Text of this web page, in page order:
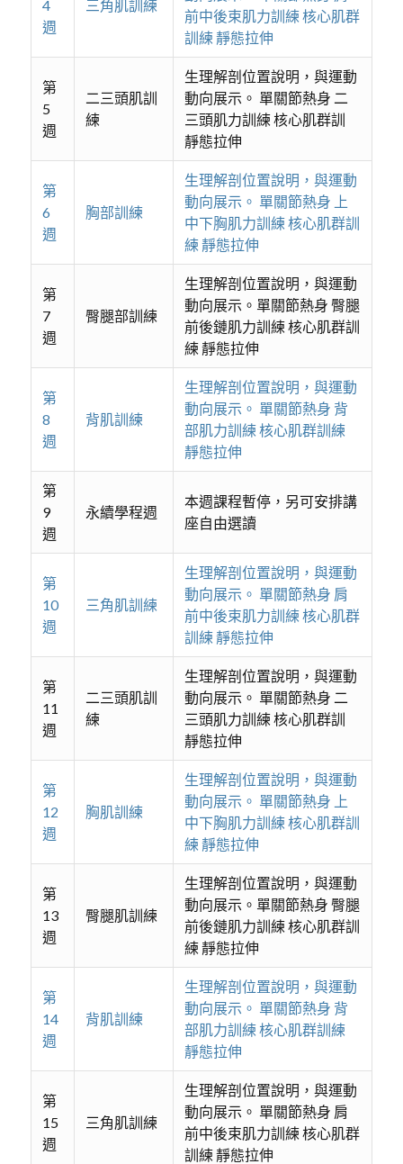
4
週
三角肌訓練
前中後束肌力訓練 核心肌群
訓練 靜態拉伸
第
5
週
二三頭肌訓
練
生理解剖位置說明，與運動
動向展示。 單關節熱身 二
三頭肌力訓練 核心肌群訓
靜態拉伸
第
6
週
胸部訓練
生理解剖位置說明，與運動
動向展示。 單關節熱身 上
中下胸肌力訓練 核心肌群訓
練 靜態拉伸
第
7
週
臀腿部訓練
生理解剖位置說明，與運動
動向展示。單關節熱身 臀腿
前後鏈肌力訓練 核心肌群訓
練 靜態拉伸
第
8
週
背肌訓練
生理解剖位置說明，與運動
動向展示。 單關節熱身 背
部肌力訓練 核心肌群訓練
靜態拉伸
第
9
週
永續學程週
本週課程暫停，另可安排講
座自由選讀
第
10
週
三角肌訓練
生理解剖位置說明，與運動
動向展示。 單關節熱身 肩
前中後束肌力訓練 核心肌群
訓練 靜態拉伸
第
11
週
二三頭肌訓
練
生理解剖位置說明，與運動
動向展示。 單關節熱身 二
三頭肌力訓練 核心肌群訓
靜態拉伸
第
12
週
胸肌訓練
生理解剖位置說明，與運動
動向展示。 單關節熱身 上
中下胸肌力訓練 核心肌群訓
練 靜態拉伸
第
13
週
臀腿肌訓練
生理解剖位置說明，與運動
動向展示。單關節熱身 臀腿
前後鏈肌力訓練 核心肌群訓
練 靜態拉伸
第
14
週
背肌訓練
生理解剖位置說明，與運動
動向展示。 單關節熱身 背
部肌力訓練 核心肌群訓練
靜態拉伸
第
15
週
三角肌訓練
生理解剖位置說明，與運動
動向展示。 單關節熱身 肩
前中後束肌力訓練 核心肌群
訓練 靜態拉伸